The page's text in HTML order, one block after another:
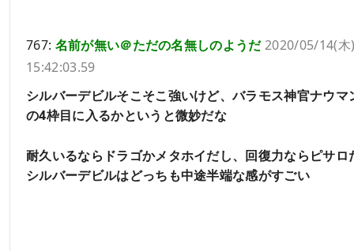
767: 名前が無い＠ただの名無しのようだ2020/05/14(木
15:42:03.59
シルバーデビルそこそこ強いけど、バラモス神官ナウマ
の4枠目に入るかというと微妙だな
耐久いるならドラゴかメタホイだし、回復力ならピサロ
シルバーデビルはどっちも中途半端な感がすごい